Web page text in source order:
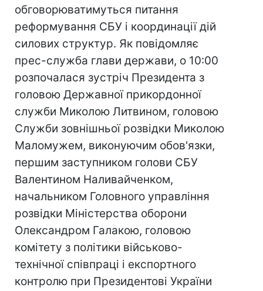
обговорюватимуться питання
реформування СБУ і координації дій
силових структур. Як повідомляє
прес-служба глави держави, о 10:00
розпочалася зустріч Президента з
головою Державної прикордонної
служби Миколою Литвином, головою
Служби зовнішньої розвідки Миколою
Маломужем, виконуючим обов'язки,
першим заступником голови СБУ
Валентином Наливайченком,
начальником Головного управління
розвідки Міністерства оборони
Олександром Галакою, головою
комітету з політики військово-
технічної співпраці і експортного
контролю при Президентові України